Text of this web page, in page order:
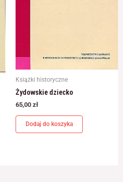
Książki historyczne
Żydowskie dziecko
65,00 zł
Dodaj do koszyka